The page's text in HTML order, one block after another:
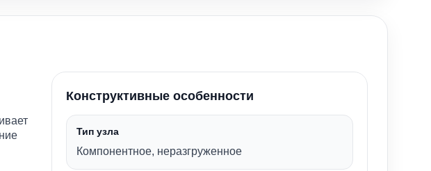
Конструктивные особенности
Тип узла
Компонентное, неразгруженное